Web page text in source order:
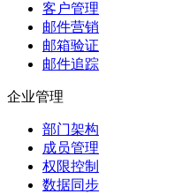
客户管理
邮件营销
邮箱验证
邮件追踪
企业管理
部门架构
成员管理
权限控制
数据同步